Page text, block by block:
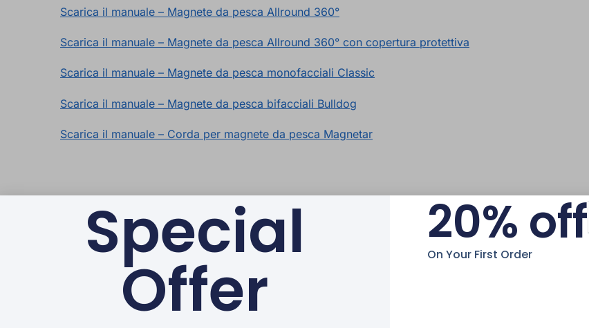
Scarica il manuale – Magnete da pesca Allround 360°
Scarica il manuale – Magnete da pesca Allround 360° con copertura protettiva
Scarica il manuale – Magnete da pesca monofacciali Classic
Scarica il manuale – Magnete da pesca bifacciali Bulldog
Scarica il manuale – Corda per magnete da pesca Magnetar
Special
Offer
20% off
On Your First Order